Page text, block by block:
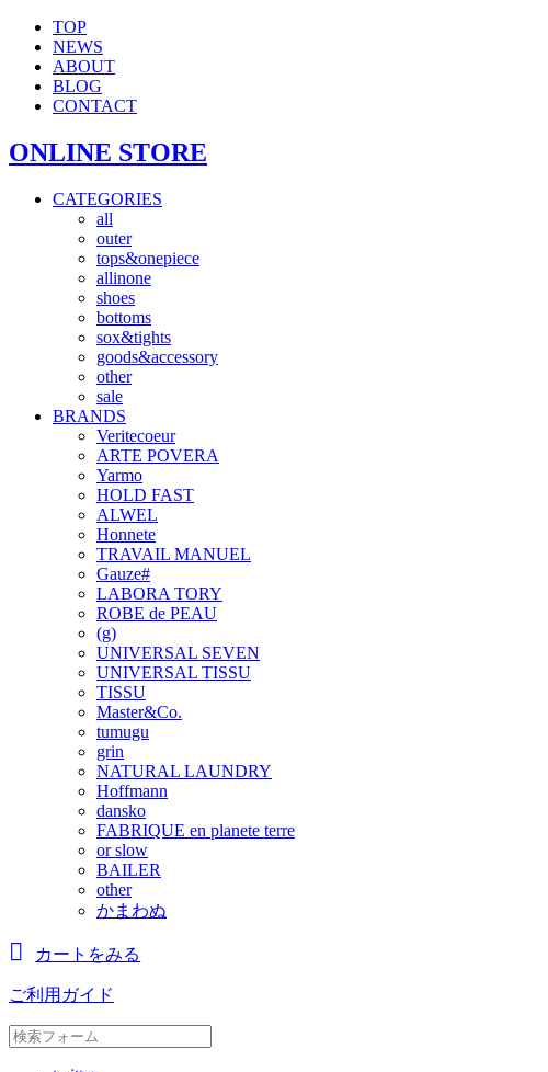
TOP
NEWS
ABOUT
BLOG
CONTACT
ONLINE STORE
CATEGORIES
all
outer
tops&onepiece
allinone
shoes
bottoms
sox&tights
goods&accessory
other
sale
BRANDS
Veritecoeur
ARTE POVERA
Yarmo
HOLD FAST
ALWEL
Honnete
TRAVAIL MANUEL
Gauze#
LABORA TORY
ROBE de PEAU
(g)
UNIVERSAL SEVEN
UNIVERSAL TISSU
TISSU
Master&Co.
tumugu
grin
NATURAL LAUNDRY
Hoffmann
dansko
FABRIQUE en planete terre
or slow
BAILER
other
かまわぬ
カートをみる
ご利用ガイド